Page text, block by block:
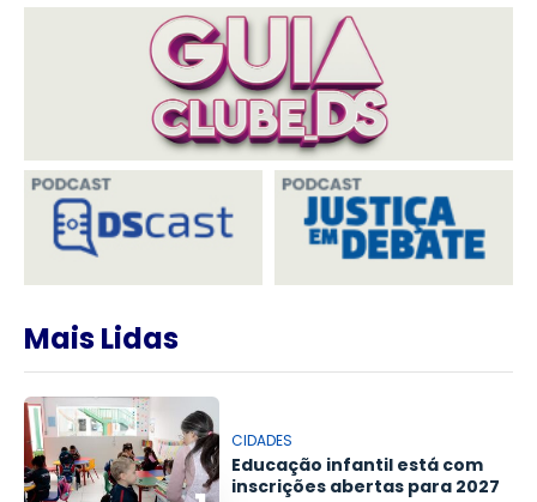
Mais Lidas
CIDADES
Educação infantil está com
inscrições abertas para 2027